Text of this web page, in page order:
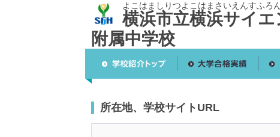
よこはましりつよこはまさいえんすふろ
横浜市立横浜サイ
附属中学校
所在地、学校サイトURL